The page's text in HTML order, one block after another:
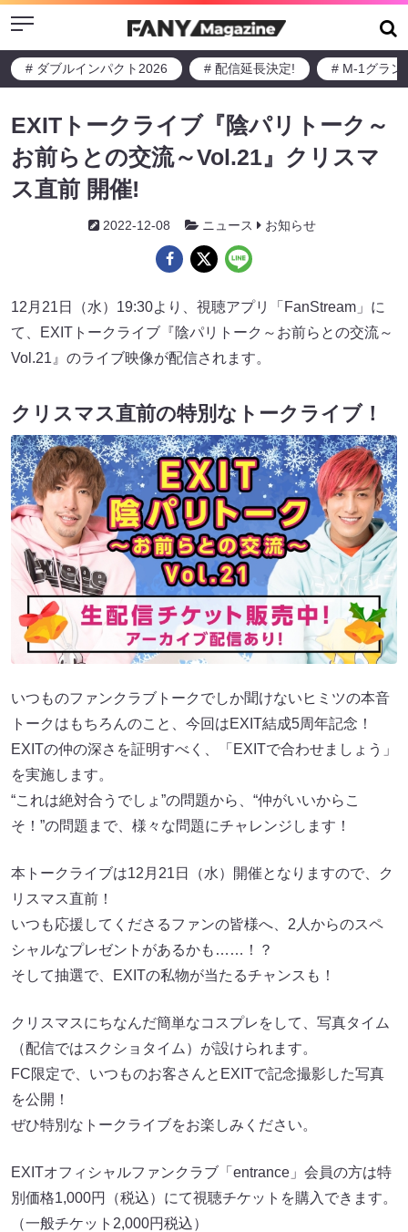
Menu
# ダブルインパクト2026 # 配信延長決定! # M-1グラン
EXITトークライブ『陰パリトーク～
お前らとの交流～Vol.21』クリスマ
ス直前 開催!
2022-12-08 ニュース お知らせ
12月21日（水）19:30より、視聴アプリ「FanStream」に
て、EXITトークライブ『陰パリトーク～お前らとの交流～
Vol.21』のライブ映像が配信されます。
クリスマス直前の特別なトークライブ！
いつものファンクラブトークでしか聞けないヒミツの本音
トークはもちろんのこと、今回はEXIT結成5周年記念！
EXITの仲の深さを証明すべく、「EXITで合わせましょう」
を実施します。
“これは絶対合うでしょ”の問題から、“仲がいいからこ
そ！”の問題まで、様々な問題にチャレンジします！
本トークライブは12月21日（水）開催となりますので、ク
リスマス直前！
いつも応援してくださるファンの皆様へ、2人からのスペ
シャルなプレゼントがあるかも……！？
そして抽選で、EXITの私物が当たるチャンスも！
クリスマスにちなんだ簡単なコスプレをして、写真タイム
（配信ではスクショタイム）が設けられます。
FC限定で、いつものお客さんとEXITで記念撮影した写真
を公開！
ぜひ特別なトークライブをお楽しみください。
EXITオフィシャルファンクラブ「entrance」会員の方は特
別価格1,000円（税込）にて視聴チケットを購入できます。
（一般チケット2,000円税込）